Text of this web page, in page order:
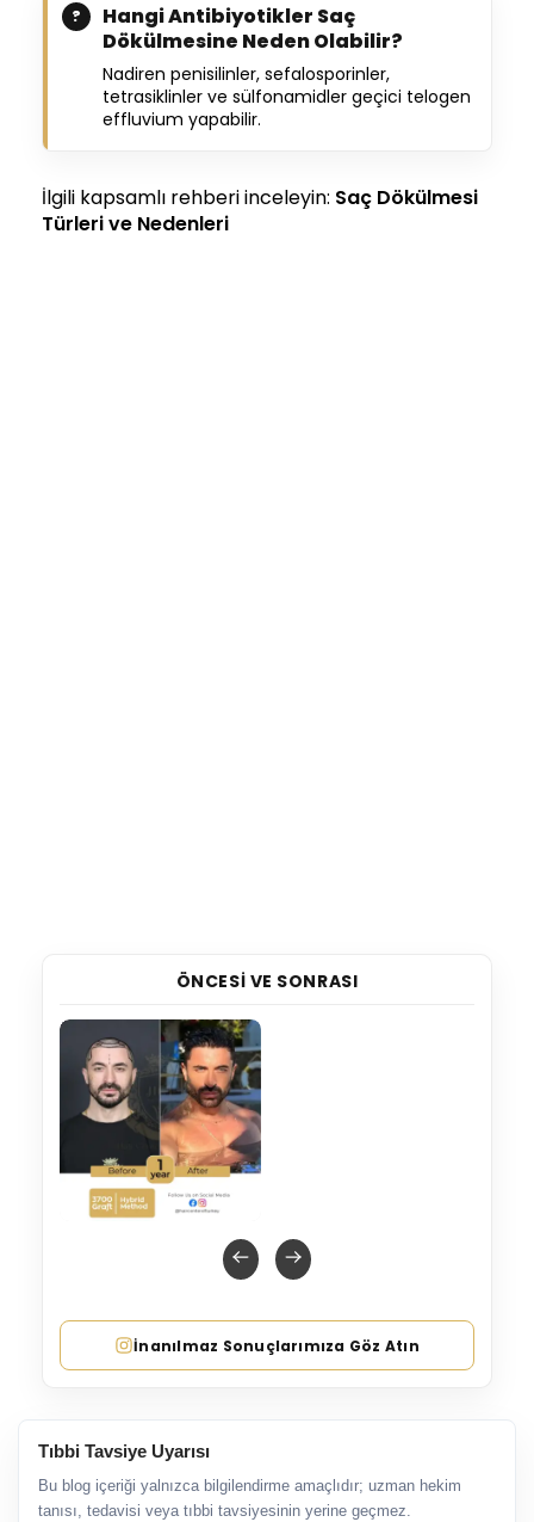
Hangi Antibiyotikler Saç
Dökülmesine Neden Olabilir?
Nadiren penisilinler, sefalosporinler,
tetrasiklinler ve sülfonamidler geçici telogen
effluvium yapabilir.
İlgili kapsamlı rehberi inceleyin: Saç Dökülmesi
Türleri ve Nedenleri
ÖNCESI VE SONRASI
İnanılmaz Sonuçlarımıza Göz Atın
Tıbbi Tavsiye Uyarısı
Bu blog içeriği yalnızca bilgilendirme amaçlıdır; uzman hekim
tanısı, tedavisi veya tıbbi tavsiyesinin yerine geçmez.